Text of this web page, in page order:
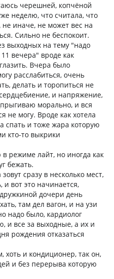
черешней, копчёной
неделю, что считала, что
не иначе, не может вес на
Сильно не беспокоит.
выходных на тему "надо
вечера" вроде как
Вчера было
расслабиться, очень
делать и торопиться не
и напряжение,
морально, и вся
не могу. Вроде как хотела
спать и тоже жара которую
кто-то выкрики
режиме лайт, но иногда как
бежать.
сразу в несколько мест,
и вот это начинается,
дочери день
там дел вагон, и на узи
надо было, кардиолог
и все за выходные, а их и
рождения отказаться
хоть и кондиционер, так он,
и без перерыва которую